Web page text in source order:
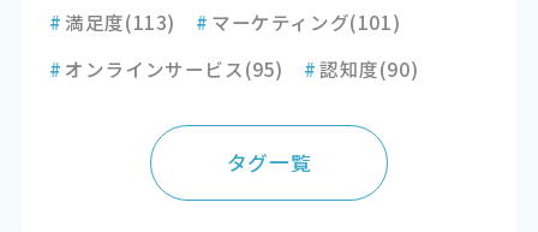
#満足度(113) # マーケティング(101)
# オンラインサービス(95) #認知度(90)
タグ一覧